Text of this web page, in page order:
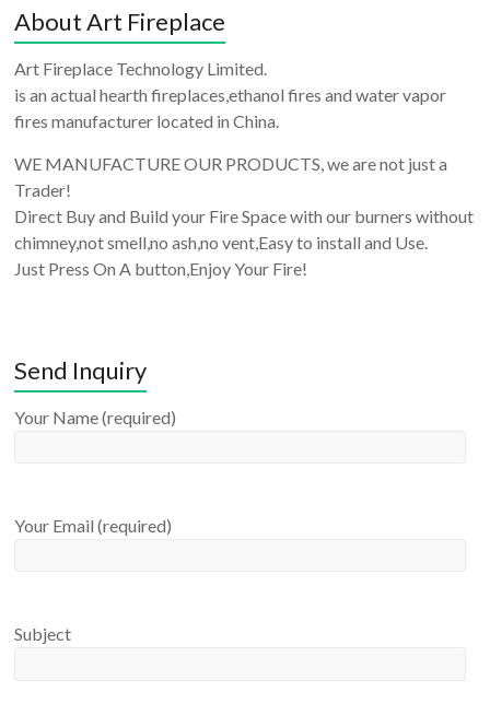
About Art Fireplace
Art Fireplace Technology Limited.
is an actual hearth fireplaces,ethanol fires and water vapor
fires manufacturer located in China.
WE MANUFACTURE OUR PRODUCTS, we are not just a
Trader!
Direct Buy and Build your Fire Space with our burners without
chimney,not smell,no ash,no vent,Easy to install and Use.
Just Press On A button,Enjoy Your Fire!
Send Inquiry
Your Name (required)
Your Email (required)
Subject